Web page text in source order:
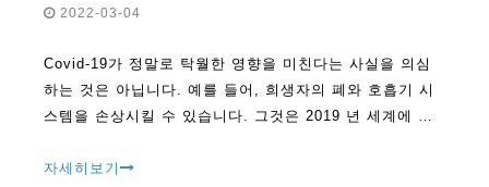
2022-03-04
Covid-19가 정말로 탁월한 영향을 미친다는 사실을 의심
하는 것은 아닙니다. 예를 들어, 희생자의 폐와 호흡기 시
스템을 손상시킬 수 있습니다. 그것은 2019 년 세계에 영
자세히보기